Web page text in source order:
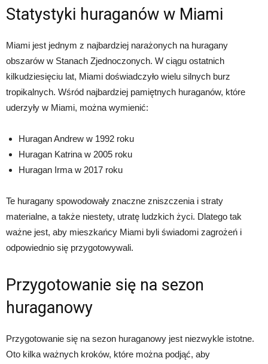
Statystyki huraganów w Miami
Miami jest jednym z najbardziej narażonych na huragany
obszarów w Stanach Zjednoczonych. W ciągu ostatnich
kilkudziesięciu lat, Miami doświadczyło wielu silnych burz
tropikalnych. Wśród najbardziej pamiętnych huraganów, które
uderzyły w Miami, można wymienić:
Huragan Andrew w 1992 roku
Huragan Katrina w 2005 roku
Huragan Irma w 2017 roku
Te huragany spowodowały znaczne zniszczenia i straty
materialne, a także niestety, utratę ludzkich życi. Dlatego tak
ważne jest, aby mieszkańcy Miami byli świadomi zagrożeń i
odpowiednio się przygotowywali.
Przygotowanie się na sezon
huraganowy
Przygotowanie się na sezon huraganowy jest niezwykle istotne.
Oto kilka ważnych kroków, które można podjąć, aby